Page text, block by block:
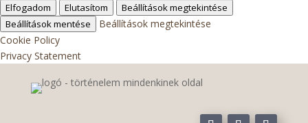
Elfogadom Elutasítom
Beállítások megtekintése
Beállítások mentése
Beállítások megtekintése
Cookie Policy
Privacy Statement